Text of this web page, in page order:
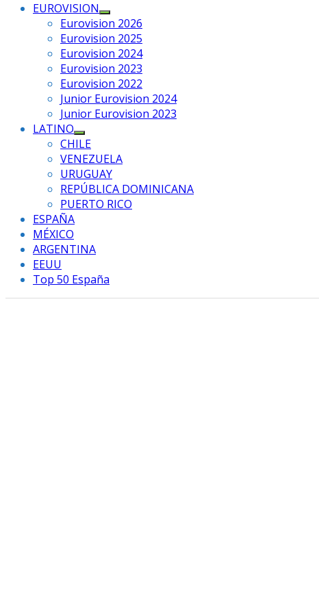
EUROVISION
Mostrar
el
submenú
Eurovision 2026
Eurovision 2025
Eurovision 2024
Eurovision 2023
Eurovision 2022
Junior Eurovision 2024
Junior Eurovision 2023
LATINO
Mostrar
el
submenú
CHILE
VENEZUELA
URUGUAY
REPÚBLICA DOMINICANA
PUERTO RICO
ESPAÑA
MÉXICO
ARGENTINA
EEUU
Top 50 España